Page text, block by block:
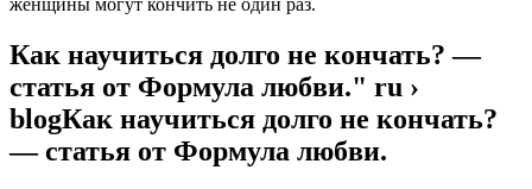
женщины могут кончить не один раз.
Как научиться долго не кончать? —
статья от Формула любви." ru ›
blogКак научиться долго не кончать?
— статья от Формула любви.